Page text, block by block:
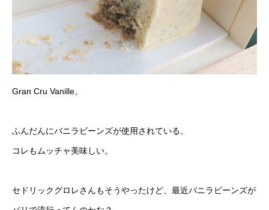
Gran Cru Vanille。
ふんだんにバニラビーンズが使用されている。
コレもムッチャ美味しい。
セドリックグロレさんもそうやったけど、最近バニラビーンズが